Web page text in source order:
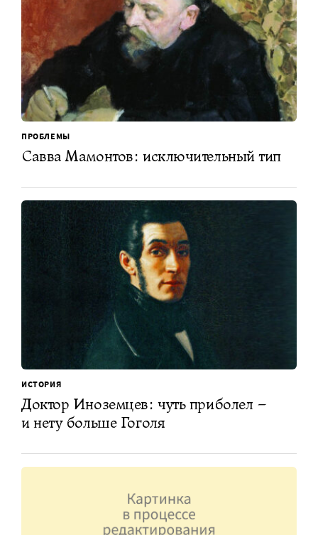
ПРОБЛЕМЫ
Савва Мамонтов: исключительный тип
ИСТОРИЯ
Доктор Иноземцев: чуть приболел –
и нету больше Гоголя